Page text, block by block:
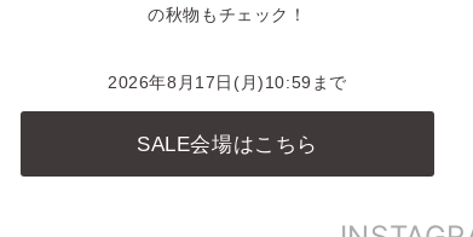
の秋物もチェック！
2026年8月17日(月)10:59まで
SALE会場はこちら